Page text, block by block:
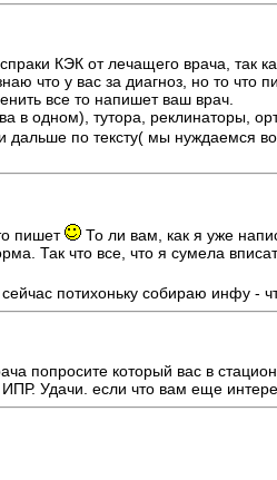
КЭК от лечащего врача, так
что у вас за диагноз, но то что
все то напишет ваш врач.
в одном), тутора, реклинаторы,
дальше по тексту( мы нуждаемся
пишет То ли вам, как я уже
Так что все, что я сумела
потихоньку собираю инфу -
попросите который вас в
Удачи. если что вам еще